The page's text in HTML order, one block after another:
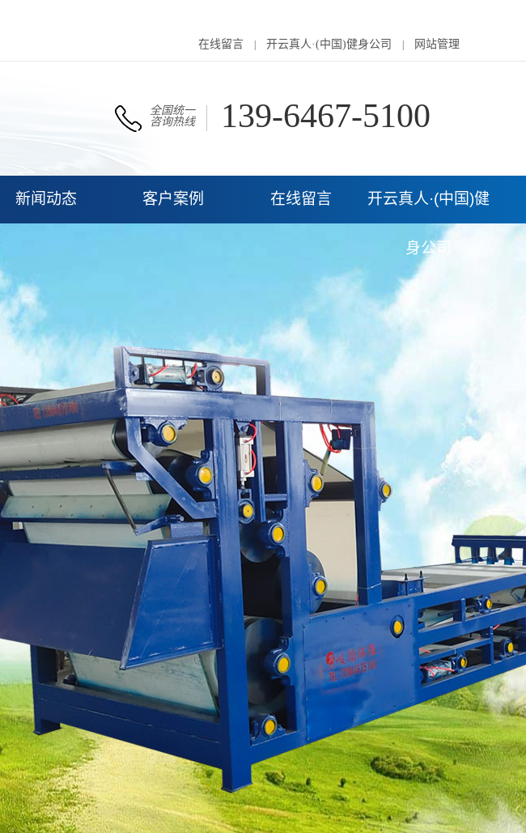
在线留言 开云真人·(中国)健身公司 网站管理
全国统一
咨询热线
139-6467-5100
新闻动态 客户案例 在线留言 开云真人·(中国)健
身公司